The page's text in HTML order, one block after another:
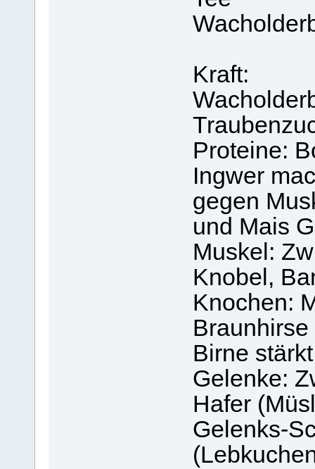
Kraft:
Proteine:
Ingwer
gegen
und Mais
Muskel:
Knobel,
Knochen:
Birne
Gelenke:
Hafer
Gelenks-